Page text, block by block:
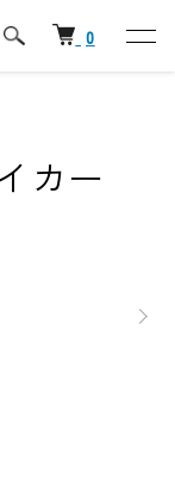
0
カー